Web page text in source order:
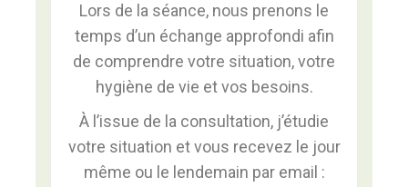
Lors de la séance, nous prenons le
temps d’un échange approfondi afin
de comprendre votre situation, votre
hygiène de vie et vos besoins.
À l’issue de la consultation, j’étudie
votre situation et vous recevez le jour
même ou le lendemain par email :